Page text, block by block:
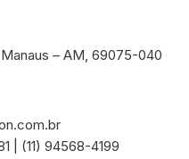
– AM, 69075-040
| (11) 94568-4199